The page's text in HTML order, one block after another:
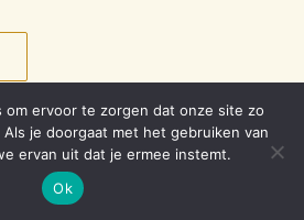
| Alle rechten voorbehouden |
Ontwerp website
om ervoor te zorgen dat onze site zo
je doorgaat met het gebruiken van
ervan uit dat je ermee instemt.
Ok